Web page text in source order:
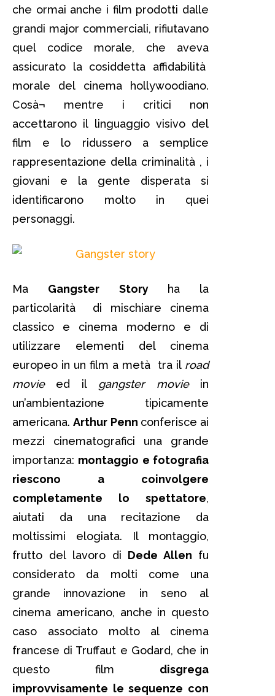
che ormai anche i film prodotti dalle
grandi major commerciali, rifiutavano
quel codice morale, che aveva
assicurato la cosiddetta affidabilità
morale del cinema hollywoodiano.
Cosà¬ mentre i critici non
accettarono il linguaggio visivo del
film e lo ridussero a semplice
rappresentazione della criminalità , i
giovani e la gente disperata si
identificarono molto in quei
personaggi.
Ma Gangster Story ha la
particolarità di mischiare cinema
classico e cinema moderno e di
utilizzare elementi del cinema
europeo in un film a metà tra il road
movieed il gangster moviein
un’ambientazione tipicamente
americana.Arthur Penn conferisce ai
mezzi cinematografici una grande
importanza: montaggio e fotografia
riescono a coinvolgere
completamente lo spettatore,
aiutati da una recitazione da
moltissimi elogiata. Il montaggio,
frutto del lavoro di Dede Allen fu
considerato da molti come una
grande innovazione in seno al
cinema americano, anche in questo
caso associato molto al cinema
francese di Truffaut e Godard, che in
questo film disgrega
improvvisamente le sequenze con